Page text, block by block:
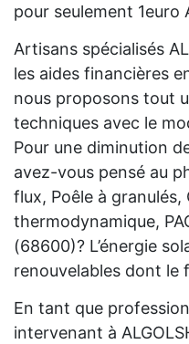
pour seulement 1euro
Artisans spécialisés
les aides financières
nous proposons tout
techniques avec le
Pour une diminution
avez-vous pensé au
flux, Poêle à granulés,
thermodynamique,
(68600)? L’énergie
renouvelables dont le
En tant que
intervenant à